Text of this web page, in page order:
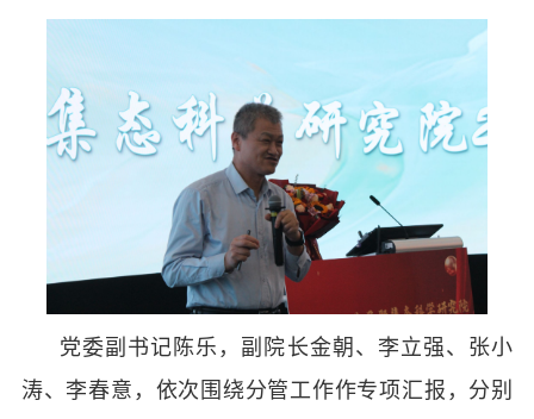
党委副书记陈乐，副院长金朝、李立强、张小
涛、李春意，依次围绕分管工作作专项汇报，分别